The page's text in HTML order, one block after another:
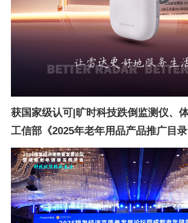
获国家级认可|旷时科技跌倒监测仪、
工信部《2025年老年用品产品推广目录